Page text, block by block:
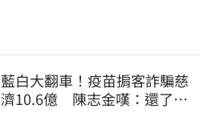
藍白大翻車！疫苗掮客詐騙慈
濟10.6億 陳志金嘆：還了陳